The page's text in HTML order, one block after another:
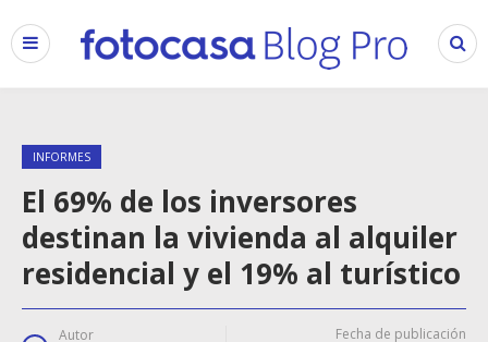
INFORMES
El 69% de los inversores
destinan la vivienda al alquiler
residencial y el 19% al turístico
Autor Fecha de publicación